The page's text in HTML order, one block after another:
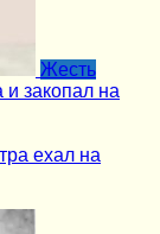
Жесть
и закопал на
ехал на